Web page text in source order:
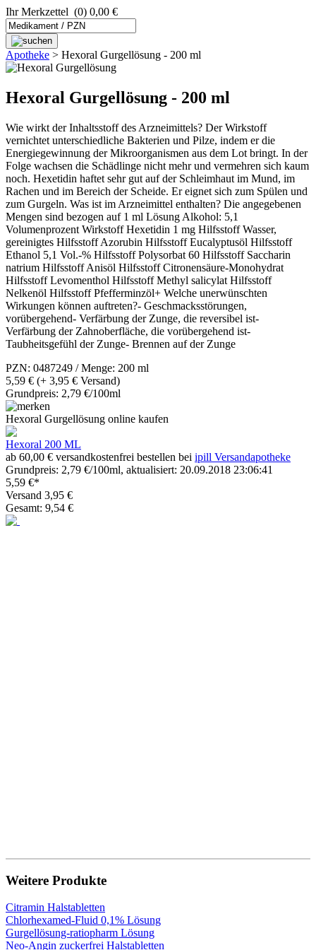
Ihr Merkzettel (0) 0,00 €
Apotheke > Hexoral Gurgellösung - 200 ml
Hexoral Gurgellösung - 200 ml
Wie wirkt der Inhaltsstoff des Arzneimittels? Der Wirkstoff
vernichtet unterschiedliche Bakterien und Pilze, indem er die
Energiegewinnung der Mikroorganismen aus dem Lot bringt. In der
Folge wachsen die Schädlinge nicht mehr und vermehren sich kaum
noch. Hexetidin haftet sehr gut auf der Schleimhaut im Mund, im
Rachen und im Bereich der Scheide. Er eignet sich zum Spülen und
zum Gurgeln. Was ist im Arzneimittel enthalten? Die angegebenen
Mengen sind bezogen auf 1 ml Lösung Alkohol: 5,1
Volumenprozent Wirkstoff Hexetidin 1 mg Hilfsstoff Wasser,
gereinigtes Hilfsstoff Azorubin Hilfsstoff Eucalyptusöl Hilfsstoff
Ethanol 5,1 Vol.-% Hilfsstoff Polysorbat 60 Hilfsstoff Saccharin
natrium Hilfsstoff Anisöl Hilfsstoff Citronensäure-Monohydrat
Hilfsstoff Levomenthol Hilfsstoff Methyl salicylat Hilfsstoff
Nelkenöl Hilfsstoff Pfefferminzöl+ Welche unerwünschten
Wirkungen können auftreten?- Geschmacksstörungen,
vorübergehend- Verfärbung der Zunge, die reversibel ist-
Verfärbung der Zahnoberfläche, die vorübergehend ist-
Taubheitsgefühl der Zunge- Brennen auf der Zunge
PZN: 0487249 / Menge: 200 ml
5,59 € (+ 3,95 € Versand)
Grundpreis: 2,79 €/100ml
Hexoral Gurgellösung online kaufen
Hexoral 200 ML
ab 60,00 € versandkostenfrei bestellen bei ipill Versandapotheke
Grundpreis: 2,79 €/100ml, aktualisiert: 20.09.2018 23:06:41
5,59 €*
Versand 3,95 €
Gesamt: 9,54 €
Weitere Produkte
Citramin Halstabletten
Chlorhexamed-Fluid 0,1% Lösung
Gurgellösung-ratiopharm Lösung
Neo-Angin zuckerfrei Halstabletten